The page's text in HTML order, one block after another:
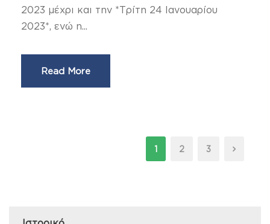
2023 μέχρι και την *Τρίτη 24 Ιανουαρίου
2023*, ενώ η...
Read More
1 2 3